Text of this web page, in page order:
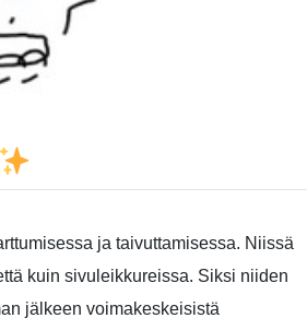
ja taivuttamisessa. Niissä
kuin sivuleikkureissa. Siksi niiden
jälkeen voimakeskeisistä